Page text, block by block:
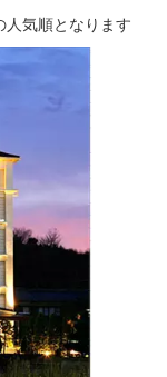
気順となります